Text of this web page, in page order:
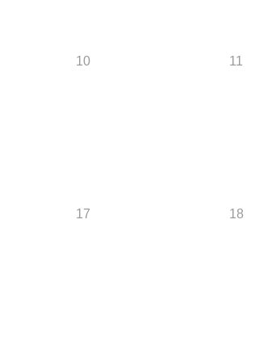
10 11
17 18